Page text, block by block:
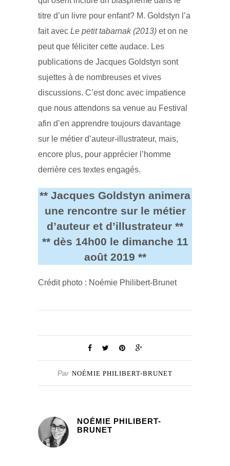
titre d’un livre pour enfant? M. Goldstyn l’a
fait avec Le petit tabarnak (2013) et on ne
peut que féliciter cette audace. Les
publications de Jacques Goldstyn sont
sujettes à de nombreuses et vives
discussions. C’est donc avec impatience
que nous attendons sa venue au Festival
afin d’en apprendre toujours davantage
sur le métier d’auteur-illustrateur, mais,
encore plus, pour apprécier l’homme
derrière ces textes engagés.
** Jacques Goldstyn animera
une rencontre sur le métier
d’auteur et d’illustrateur **
** dès 14h00 le dimanche 11
août 2019 **
Crédit photo : Noémie Philibert-Brunet
Par NOÉMIE PHILIBERT-BRUNET
NOÉMIE PHILIBERT-
BRUNET